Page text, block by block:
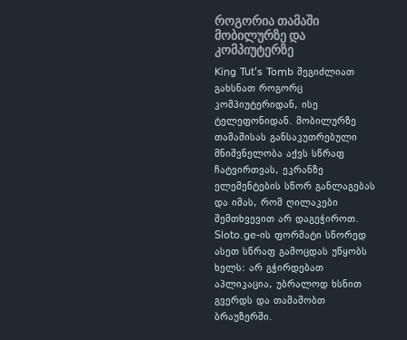
როგორია თამაში
მობილურზე და
კომპიუტერზე
King Tut's Tomb შეგიძლიათ
გახსნათ როგორც
კომპიუტერიდან, ისე
ტელეფონიდან. მობილურზე
თამაშისას განსაკუთრებული
მნიშვნელობა აქვს სწრაფ
ჩატვირთვას, ეკრანზე
ელემენტების სწორ განლაგებას
და იმას, რომ ღილაკები
შემთხვევით არ დაგეჭიროთ.
Sloto.ge-ის ფორმატი სწორედ
ასეთ სწრაფ გამოცდას უწყობს
ხელს: არ გჭირდებათ
აპლიკაცია, უბრალოდ ხსნით
გვერდს და თამაშობთ
ბრაუზერში.